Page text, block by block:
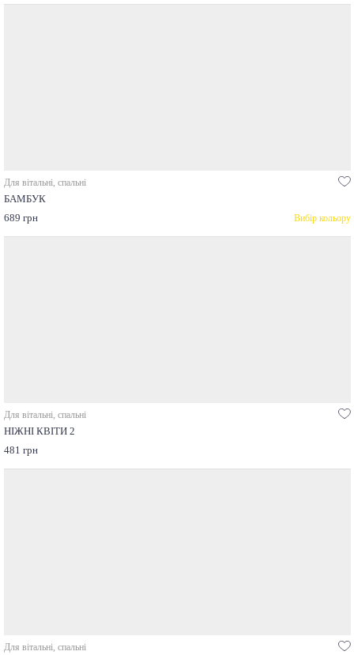
Для вітальні, спальні
БАМБУК
689 грн
Вибір кольору
Для вітальні, спальні
НІЖНІ КВІТИ 2
481 грн
Для вітальні, спальні